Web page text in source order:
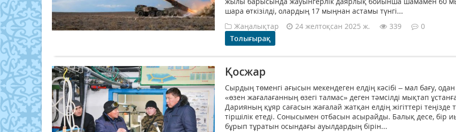
шара өткізілді, олардың 17 мыңнан астамы түнгі...
Жаңалықтар
24 желтоқсан 2025 ж. 339
0
Толығырақ
Қосжар
Сырдың төменгі ағысын мекендеген елдің кәсібі – мал бағу,
«өзен жағалағанның өзегі талмас» деген тәмсілді мықтап
Дарияның құяр сағасын жағалай жатқан елдің жігіттері теңізде
тіршілік етеді. Сонысымен отбасын асырайды. Балық десе, бір
бұрып тұратын осындағы ауылдардың бірін...